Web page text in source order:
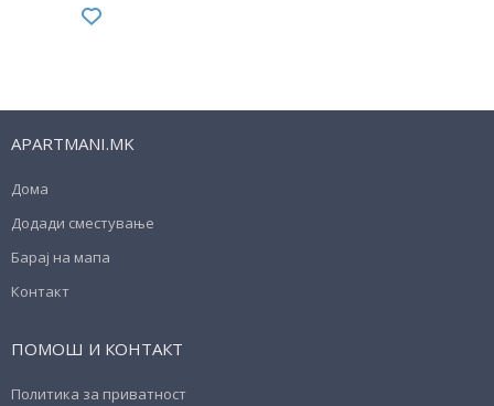
APARTMANI.MK
Дома
Додади сместување
Барај на мапа
Контакт
ПОМОШ И КОНТАКТ
Политика за приватност